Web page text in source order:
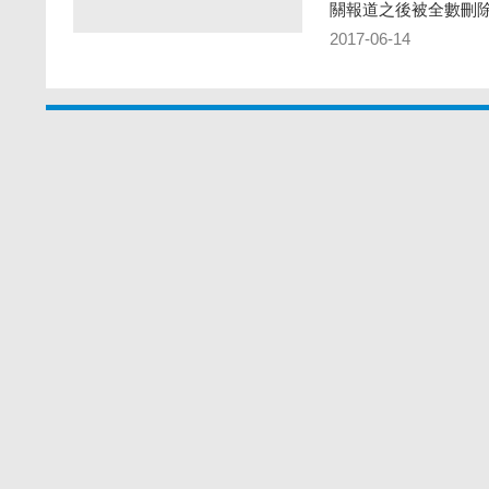
關報道之後被全數刪
2017-06-14